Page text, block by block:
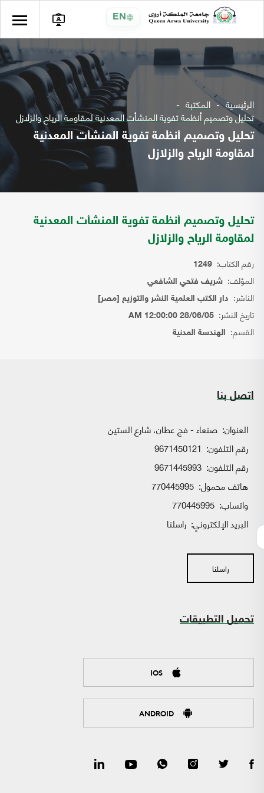
EN
الرئيسية المكتبة
تحليل وتصميم أنظمة تفوية المنشأت المعدنية لمقاومة الرياح والزلازل
تحليل وتصميم أنظمة تفوية المنشأت المعدنية
لمقاومة الرياح والزلازل
تحليل وتصميم أنظمة تفوية المنشأت المعدنية
لمقاومة الرياح والزلازل
رقم الكتاب: 1249
المؤلف: شريف فتحي الشافعي
الناشر: دار الكتب العلمية النشر والتوزيع [مصر]
تاريخ النشر: 28/06/05 12:00:00 AM
القسم: الهندسة المدنية
اتصل بنا
العنوان: صنعاء - فج عطان، شارع الستين
رقم التلفون: 9671450121
رقم التلفون: 9671445993
هاتف محمول: 770445995
واتساب:
البريد الإلكتروني: راسلنا
راسلنا
تحميل التطبيقات
IOS
ANDROID